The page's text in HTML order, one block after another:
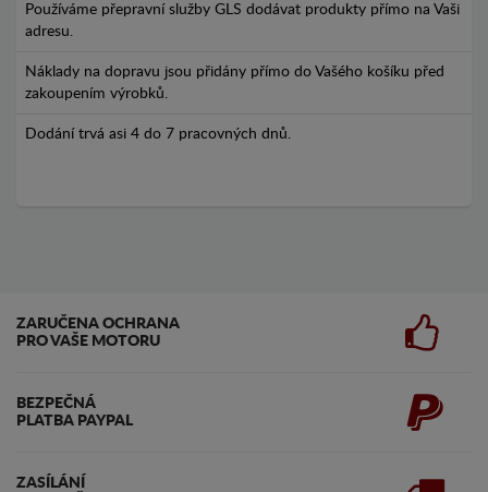
Používáme přepravní služby GLS dodávat produkty přímo na Vaši
adresu.
Náklady na dopravu jsou přidány přímo do Vašého košíku před
zakoupením výrobků.
Dodání trvá asi 4 do 7 pracovných dnů.
ZARUČENA OCHRANA
PRO VAŠE MOTORU
BEZPEČNÁ
PLATBA PAYPAL
ZASÍLÁNÍ